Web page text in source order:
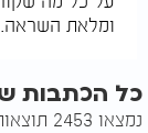
ומלאת השראה.
כל הכתבות
נמצאו 2453 תוצאות